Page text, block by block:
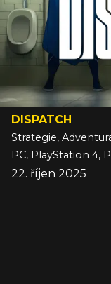
DISPATCH
Strategie,
22. říjen 2025